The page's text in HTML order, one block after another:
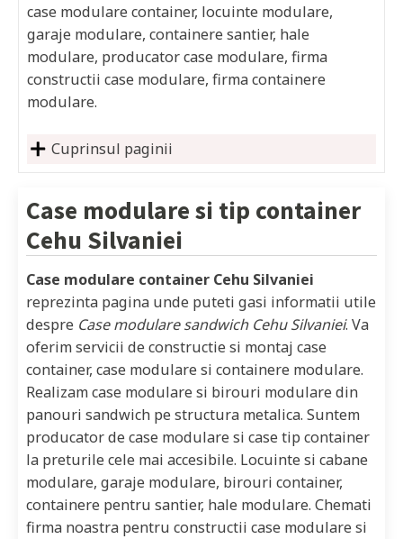
case modulare container, locuinte modulare,
garaje modulare, containere santier, hale
modulare, producator case modulare, firma
constructii case modulare, firma containere
modulare.
Cuprinsul paginii
Case modulare si tip container
Cehu Silvaniei
Case modulare container Cehu Silvaniei
reprezinta pagina unde puteti gasi informatii utile
despre Case modulare sandwich Cehu Silvaniei. Va
oferim servicii de constructie si montaj case
container, case modulare si containere modulare.
Realizam case modulare si birouri modulare din
panouri sandwich pe structura metalica. Suntem
producator de case modulare si case tip container
la preturile cele mai accesibile. Locuinte si cabane
modulare, garaje modulare, birouri container,
containere pentru santier, hale modulare. Chemati
firma noastra pentru constructii case modulare si